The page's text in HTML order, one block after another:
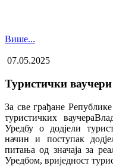
Више...
07.05.2025
Туристички ваучери
За све грађане
туристичких
Уредбу о додјели
начин и поступак
питања од значаја за
Уредбом, вриједност